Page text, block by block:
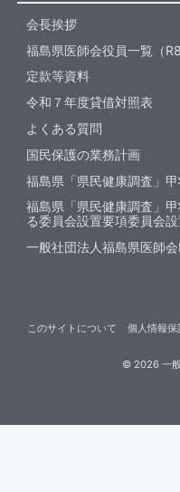
会長挨拶
福島県医師会役員一覧（
定款等資料
令和７年度貸借対照表
よくある質問
国民保護の業務計画
福島県「県民健康調査」
福島県「県民健康調査」
る委員会設置要項委員会
一般社団法人福島県医師
© 2026一
このサイトについて 個人情報保